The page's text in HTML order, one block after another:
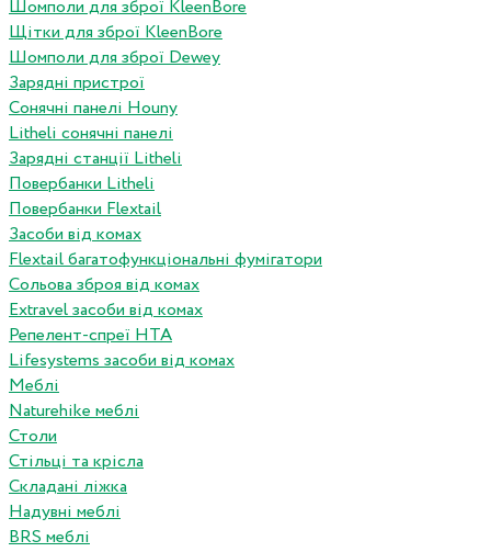
Шомполи для зброї KleenBore
Щітки для зброї KleenBore
Шомполи для зброї Dewey
Зарядні пристрої
Сонячні панелі Houny
Litheli сонячні панелі
Зарядні станції Litheli
Повербанки Litheli
Повербанки Flextail
Засоби від комах
Flextail багатофункціональні фумігатори
Сольова зброя від комах
Extravel засоби від комах
Репелент-спреї HTA
Lifesystems засоби від комах
Меблі
Naturehike меблі
Столи
Стільці та крісла
Складані ліжка
Надувні меблі
BRS меблі